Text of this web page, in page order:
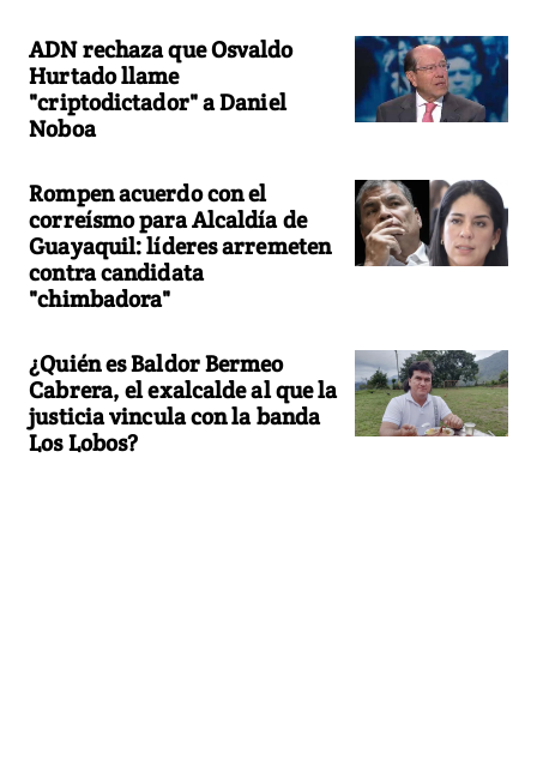
ADN rechaza que Osvaldo
Hurtado llame
"criptodictador" a Daniel
Noboa
Rompen acuerdo con el
correísmo para Alcaldía de
Guayaquil: líderes arremeten
contra candidata
"chimbadora"
¿Quién es Baldor Bermeo
Cabrera, el exalcalde al que la
justicia vincula con la banda
Los Lobos?